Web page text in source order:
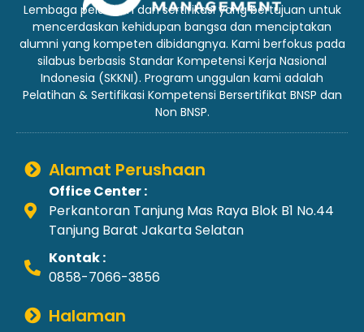
Lembaga pelatihan dan sertifikasi yang bertujuan untuk
mencerdaskan kehidupan bangsa dan menciptakan
alumni yang kompeten dibidangnya. Kami berfokus pada
silabus berbasis Standar Kompetensi Kerja Nasional
Indonesia (SKKNI). Program unggulan kami adalah
Pelatihan & Sertifikasi Kompetensi Bersertifikat BNSP dan
Non BNSP.
Alamat Perushaan
Office Center :
Perkantoran Tanjung Mas Raya Blok B1 No.44
Tanjung Barat Jakarta Selatan
Kontak :
0858-7066-3856
Halaman